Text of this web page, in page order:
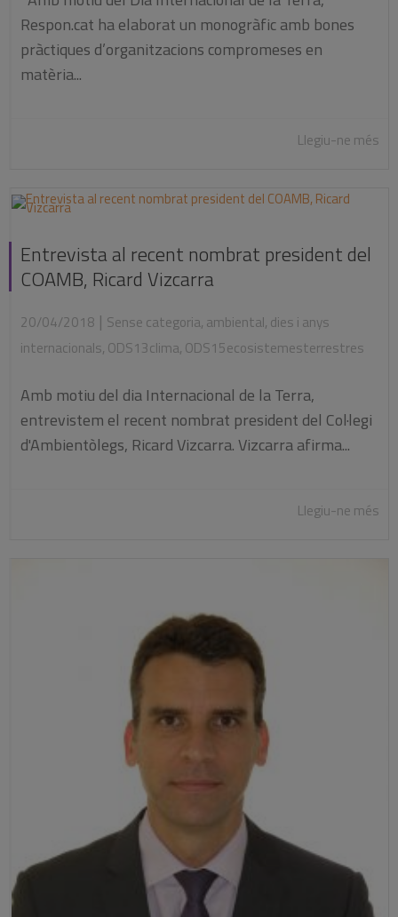
Respon.cat ha elaborat un monogràfic amb bones
pràctiques d’organitzacions compromeses en
matèria...
Llegiu-ne més
Entrevista al recent nombrat president del
COAMB, Ricard Vizcarra
20/04/2018 | Sense categoria, ambiental, dies i anys
internacionals, ODS13clima, ODS15ecosistemesterrestres
Amb motiu del dia Internacional de la Terra,
entrevistem el recent nombrat president del Col·legi
d'Ambientòlegs, Ricard Vizcarra. Vizcarra afirma...
Llegiu-ne més